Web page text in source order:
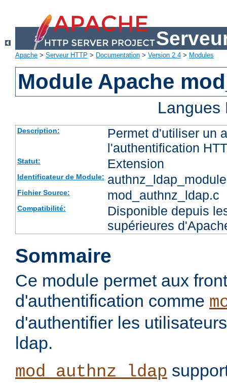
Apache > Serveur HTTP > Documentation > Version 2.4 > Modules
Module Apache
Description:
Permet d'utiliser un
l'authentification
Statut: Extension
Identificateur de Module: authnz_ldap_module
Fichier Source: mod_authnz_ldap.c
Compatibilité:
Disponible depuis
supérieures
Sommaire
Ce module permet aux
d'authentification comme
d'authentifier les
ldap.
mod_authnz_ldap